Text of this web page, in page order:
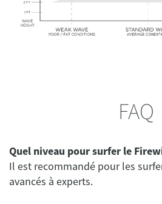
FAQ
Quel niveau pour surfer le
Il est recommandé pour les
avancés à experts.